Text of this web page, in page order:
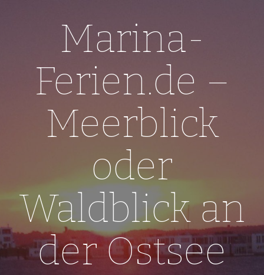
Marina-
Ferien.de –
Meerblick
oder
Waldblick an
der Ostsee